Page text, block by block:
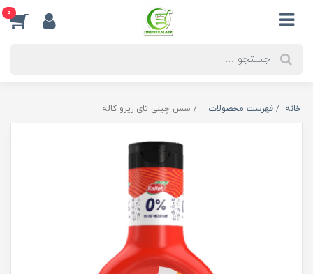
0
خانه فهرست محصولات سس چیلی تای زیرو کاله